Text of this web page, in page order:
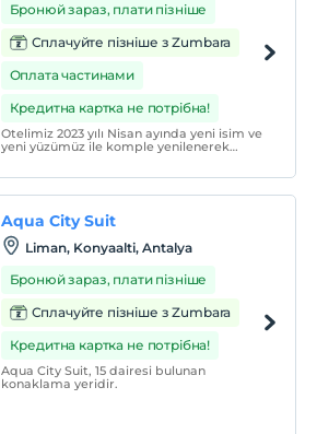
Бронюй зараз, плати пізніше
Сплачуйте пізніше з Zumbara
Оплата частинами
Кредитна картка не потрібна!
Otelimiz 2023 yılı Nisan ayında yeni isim ve
yeni yüzümüz ile komple yenilenerek
Aqua City Suit
Liman, Konyaalti, Antalya
Бронюй зараз, плати пізніше
Сплачуйте пізніше з Zumbara
Кредитна картка не потрібна!
Aqua City Suit, 15 dairesi bulunan
konaklama yeridir.